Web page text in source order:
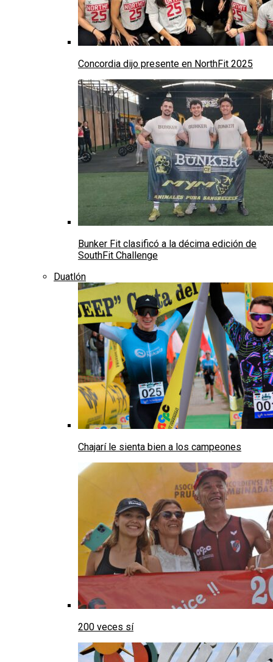
Concordia dijo presente en NorthFit 2025
Bunker Fit clasificó a la décima edición de
SouthFit Challenge
Duatlón
Chajarí le sienta bien a los campeones
200 veces sí